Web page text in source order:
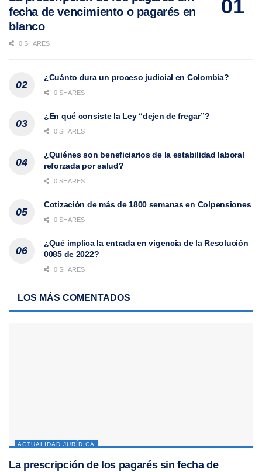
fecha de vencimiento o pagarés en
blanco
0 SHARES
¿Cuánto dura un proceso judicial en Colombia?
0 SHARES
¿En qué consiste la Ley “dejen de fregar”?
0 SHARES
¿Quiénes son beneficiarios de la estabilidad laboral
reforzada por salud?
0 SHARES
Cotización de más de 1800 semanas en Colpensiones
0 SHARES
¿Qué implica la entrada en vigencia de la Resolución
0085 de 2022?
0 SHARES
LOS MÁS COMENTADOS
ACTUALIDAD JURÍDICA
La prescripción de los pagarés sin fecha de